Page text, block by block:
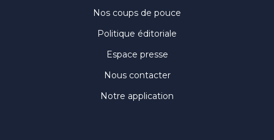
Nos coups de pouce
Politique éditoriale
Espace presse
Nous contacter
Notre application